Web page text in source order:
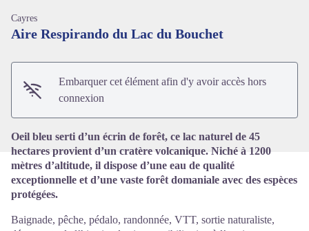
Cayres
Aire Respirando du Lac du Bouchet
Embarquer cet élément afin d'y avoir accès hors
connexion
Oeil bleu serti d’un écrin de forêt, ce lac naturel de 45
hectares provient d’un cratère volcanique. Niché à 1200
mètres d’altitude, il dispose d’une eau de qualité
exceptionnelle et d’une vaste forêt domaniale avec des espèces
protégées.
Baignade, pêche, pédalo, randonnée, VTT, sortie naturaliste,